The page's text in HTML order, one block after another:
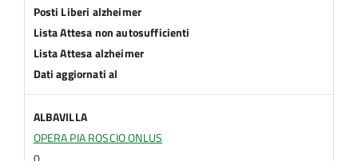
Posti Liberi alzheimer
Lista Attesa non autosufficienti
Lista Attesa alzheimer
Dati aggiornati al
ALBAVILLA
OPERA PIA ROSCIO ONLUS